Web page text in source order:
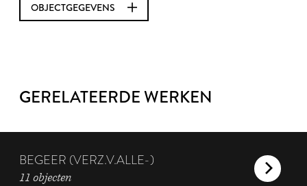
OBJECTGEGEVENS
GERELATEERDE WERKEN
BEGEER (VERZ.V.ALLE-)
11 objecten